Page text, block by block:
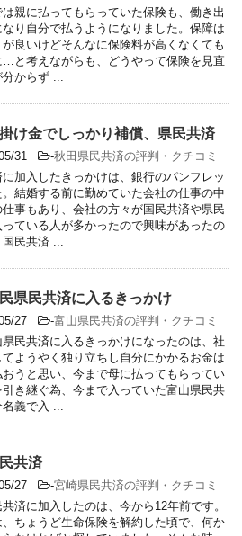
は親に払ってもらっていた保険も、働き出
り自分で払うようになりました。保障は
が良いけどそんなに保険料が高くなくても
…と考えながらも、どうやって保険を見直
からず ...
け金でしっかり補償、県民共済
31 -秋田県民共済の評判・クチコミ
に加入したきっかけは、銀行のパンフレッ
。結婚する前に勤めていた会社の仕事の中
仕事もあり、会社の方々が国民共済や県民
ている人が多かったので興味があったの
民共済 ...
県民共済に入るきっかけ
27 -富山県民共済の評判・クチコミ
民共済に入るきっかけになったのは、社
ようやく独り立ちし自分にかかるお金は
おうと思い、今まで母に払ってもらってい
引き継ぐ為、今まで入っていた富山県民共
義で入 ...
共済
27 -宮崎県民共済の評判・クチコミ
済に加入したのは、今から12年前です。
、ちょうど生命保険を解約した頃で、何か